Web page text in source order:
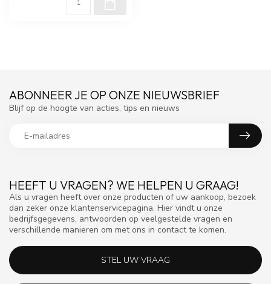
HEEFT U VRAGEN? WE HELPEN U GRAAG!
Als u vragen heeft over onze producten of uw aankoop, bezoek
dan zeker onze klantenservicepagina. Hier vindt u onze
bedrijfsgegevens, antwoorden op veelgestelde vragen en
verschillende manieren om met ons in contact te komen.
STEL UW VRAAG
ABONNEER JE OP ONZE NIEUWSBRIEF
Blijf op de hoogte van acties, tips en nieuws